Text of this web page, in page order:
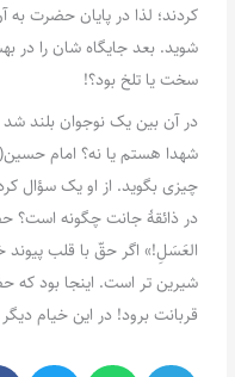
کردند؛ لذا در پایان حضرت
شوید. بعد جایگاه شان را در
سخت یا تلخ بود؟!
در آن بین یک نوجوان بلند
شهدا هستم یا نه؟ امام
چیزی بگوید. از او یک سؤال
در ذائقۀ جانت چگونه است؟
العَسَلِ!» اگر حقّ با قلب
شیرین تر است. اینجا بود که
قربانت برود! در این خیام